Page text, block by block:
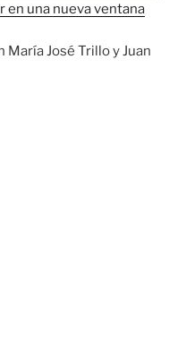
en una nueva ventana
María José Trillo y Juan